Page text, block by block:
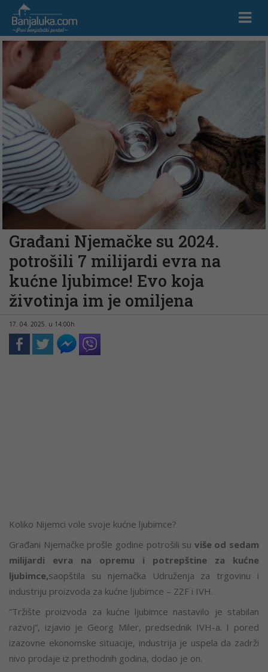
Građani Njemačke su 2024.
potrošili 7 milijardi evra na
kućne ljubimce! Evo koja
životinja im je omiljena
17. 04. 2025. u 14:00h
Koliko Nijemci vole svoje kućne ljubimce?
Građani Njemačke prošle godine potrošili su više od sedam
milijardi evra na opremu i potrepštine za kućne
ljubimce,saopštila su njemačka Udruženja za trgovinu i
industriju proizvoda za kućne ljubimce – ZZF i IVH.
“Tržište proizvoda za kućne ljubimce nastavilo je stabilan
razvoj”, izjavio je Georg Miler, predsednik IVH-a. I pored
izazovne ekonomske situacije, industrija je uspela da zadrži
nivo prodaje iz prethodnih godina, dodao je on.